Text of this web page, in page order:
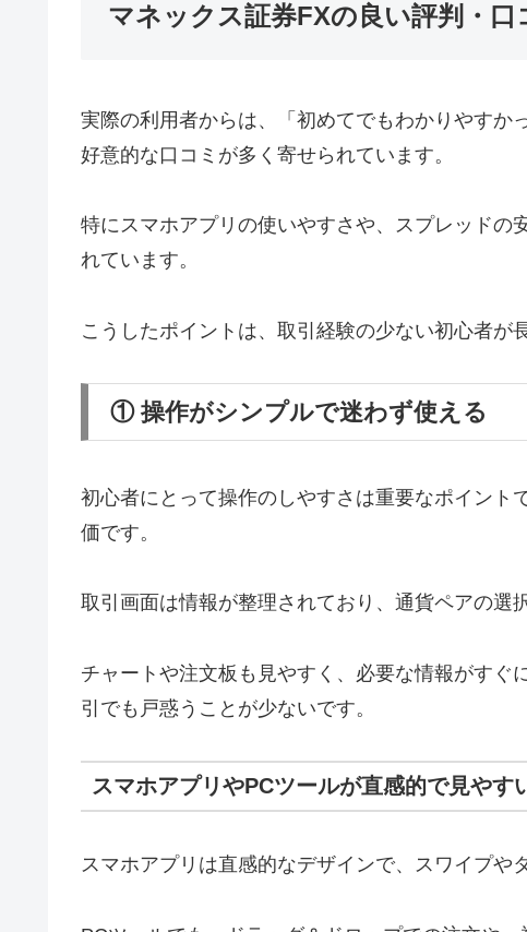
マネックス証券FXの良い評判・
実際の利用者からは、「初めてでもわかりやすか
好意的な口コミが多く寄せられています。
特にスマホアプリの使いやすさや、スプレッドの
れています。
こうしたポイントは、取引経験の少ない初心者が
① 操作がシンプルで迷わず使える
初心者にとって操作のしやすさは重要なポイント
価です。
取引画面は情報が整理されており、通貨ペアの選
チャートや注文板も見やすく、必要な情報がすぐ
引でも戸惑うことが少ないです。
スマホアプリやPCツールが直感的で見やす
スマホアプリは直感的なデザインで、スワイプや